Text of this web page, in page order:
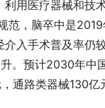
用医疗器械和技
，脑卒中是
入手术普及率
。预计2030年
通路类器械130亿